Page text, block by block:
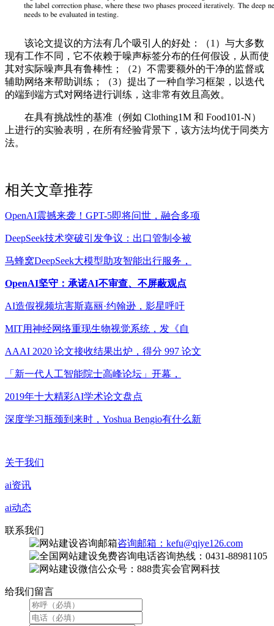
该论文提议的方法有几个吸引人的好处：（1）与大多数
现有工作不同，它不依赖于噪声标签分布的任何假设，从而使
其对实际噪声具有鲁棒性；（2）不需要额外的干净的监督或
辅助网络来帮助训练；（3）提出了一种自学习框架，以迭代
的端到端方式对网络进行训练，这非常有效且高效。
在具有挑战性的基准（例如 Clothing1M 和 Food101-N）
上进行的实验表明，在所有经验背景下，该方法均优于同类方
法。
相关文章推荐
OpenAI震撼来袭！GPT-5即将问世，融合多项
DeepSeek技术突破引发争议：出口管制令被
马蜂窝DeepSeek大模型助攻智能出行服务，
OpenAI坚守：承诺AI不审查、不屏蔽观点
AI造假视频坑害斯嘉丽·约翰逊，影星呼吁
MIT用神经网络重现生物视觉系统，发《自
AAAI 2020 论文接收结果出炉，得分 997 论文
「新一代人工智能院士高峰论坛」开幕，
2019年十大精彩AI学术论文盘点
深度学习瓶颈到来时，Yoshua Bengio有什么新
关于我们
ai资讯
ai动态
联系我们
咨询邮箱：kefu@qiye126.com
咨询热线：0431-88981105
微信公众号：888贵宾会官网科技
给我们留言